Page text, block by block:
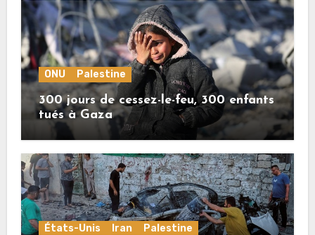
ONU Palestine
300 jours de cessez-le-feu, 300 enfants
tués à Gaza
États-Unis Iran Palestine